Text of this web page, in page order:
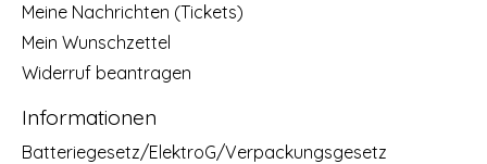
Meine Nachrichten (Tickets)
Mein Wunschzettel
Widerruf beantragen
Informationen
Batteriegesetz/ElektroG/Verpackungsgesetz